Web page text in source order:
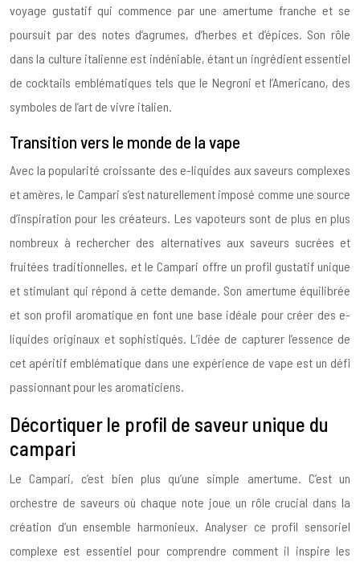
voyage gustatif qui commence par une amertume franche et se
poursuit par des notes d’agrumes, d’herbes et d’épices. Son rôle
dans la culture italienne est indéniable, étant un ingrédient essentiel
de cocktails emblématiques tels que le Negroni et l’Americano, des
symboles de l’art de vivre italien.
Transition vers le monde de la vape
Avec la popularité croissante des e-liquides aux saveurs complexes
et amères, le Campari s’est naturellement imposé comme une source
d’inspiration pour les créateurs. Les vapoteurs sont de plus en plus
nombreux à rechercher des alternatives aux saveurs sucrées et
fruitées traditionnelles, et le Campari offre un profil gustatif unique
et stimulant qui répond à cette demande. Son amertume équilibrée
et son profil aromatique en font une base idéale pour créer des e-
liquides originaux et sophistiqués. L’idée de capturer l’essence de
cet apéritif emblématique dans une expérience de vape est un défi
passionnant pour les aromaticiens.
Décortiquer le profil de saveur unique du
campari
Le Campari, c’est bien plus qu’une simple amertume. C’est un
orchestre de saveurs où chaque note joue un rôle crucial dans la
création d’un ensemble harmonieux. Analyser ce profil sensoriel
complexe est essentiel pour comprendre comment il inspire les